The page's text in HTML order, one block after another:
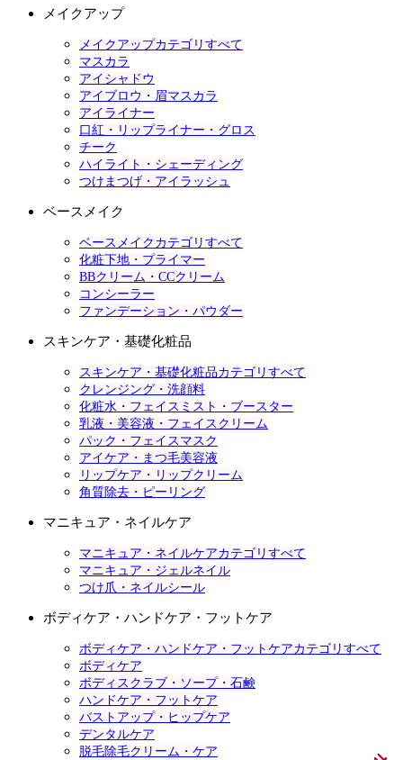
メイクアップ
メイクアップカテゴリすべて
マスカラ
アイシャドウ
アイブロウ・眉マスカラ
アイライナー
口紅・リップライナー・グロス
チーク
ハイライト・シェーディング
つけまつげ・アイラッシュ
ベースメイク
ベースメイクカテゴリすべて
化粧下地・プライマー
BBクリーム・CCクリーム
コンシーラー
ファンデーション・パウダー
スキンケア・基礎化粧品
スキンケア・基礎化粧品カテゴリすべて
クレンジング・洗顔料
化粧水・フェイスミスト・ブースター
乳液・美容液・フェイスクリーム
パック・フェイスマスク
アイケア・まつ毛美容液
リップケア・リップクリーム
角質除去・ピーリング
マニキュア・ネイルケア
マニキュア・ネイルケアカテゴリすべて
マニキュア・ジェルネイル
つけ爪・ネイルシール
ボディケア・ハンドケア・フットケア
ボディケア・ハンドケア・フットケアカテゴリすべて
ボディケア
ボディスクラブ・ソープ・石鹸
ハンドケア・フットケア
バストアップ・ヒップケア
デンタルケア
脱毛除毛クリーム・ケア